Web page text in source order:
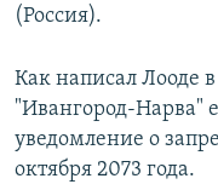
(Россия).
Как написал Лооде
"Ивангород-Нарва"
уведомление о
октября 2073 года.